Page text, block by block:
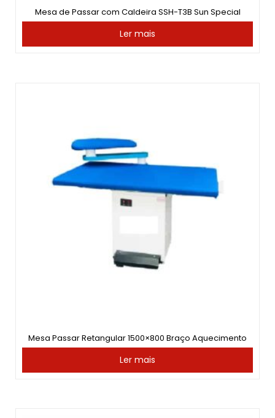
Mesa de Passar com Caldeira SSH-T3B Sun Special
Ler mais
Mesa Passar Retangular 1500×800 Braço Aquecimento
Ler mais